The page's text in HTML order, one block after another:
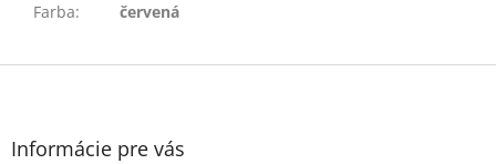
Farba: červená
Z
Informácie pre vás